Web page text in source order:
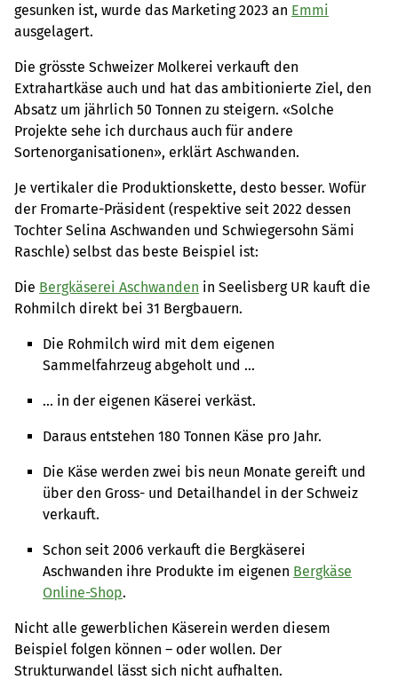
gesunken ist, wurde das Marketing 2023 an Emmi
ausgelagert.
Die grösste Schweizer Molkerei verkauft den
Extrahartkäse auch und hat das ambitionierte Ziel, den
Absatz um jährlich 50 Tonnen zu steigern. «Solche
Projekte sehe ich durchaus auch für andere
Sortenorganisationen», erklärt Aschwanden.
Je vertikaler die Produktionskette, desto besser. Wofür
der Fromarte-Präsident (respektive seit 2022 dessen
Tochter Selina Aschwanden und Schwiegersohn Sämi
Raschle) selbst das beste Beispiel ist:
Die Bergkäserei Aschwanden in Seelisberg UR kauft die
Rohmilch direkt bei 31 Bergbauern.
Die Rohmilch wird mit dem eigenen
Sammelfahrzeug abgeholt und ...
... in der eigenen Käserei verkäst.
Daraus entstehen 180 Tonnen Käse pro Jahr.
Die Käse werden zwei bis neun Monate gereift und
über den Gross- und Detailhandel in der Schweiz
verkauft.
Schon seit 2006 verkauft die Bergkäserei
Aschwanden ihre Produkte im eigenen Bergkäse
Online-Shop.
Nicht alle gewerblichen Käserein werden diesem
Beispiel folgen können – oder wollen. Der
Strukturwandel lässt sich nicht aufhalten.